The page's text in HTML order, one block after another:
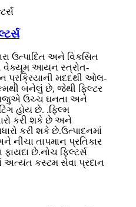
ઉત્પાદિત અને વિકસિત
વેક્યૂમ આયન સ્ત્રોત-
પ્રક્રિયાની મદદથી ઓલ-
બનેલું છે, જેથી ફિલ્ટર
ઉચ્ચ ઘનતા અને
હોય છે. .ફિલ્મ
કરી શકે છે અને
કરી શકે છે.ઉત્પાદનમાં
નીચા તાપમાન પ્રતિકાર
છે.નોચ ફિલ્ટર્સ
અત્યંત કસ્ટમ સેવા પ્રદાન